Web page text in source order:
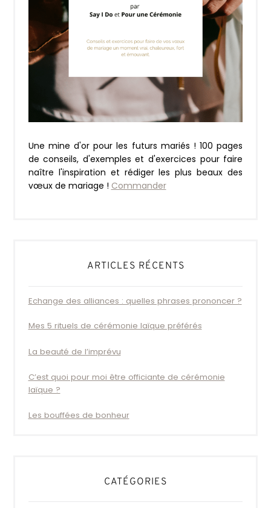
Une mine d'or pour les futurs mariés ! 100 pages
de conseils, d'exemples et d'exercices pour faire
naître l'inspiration et rédiger les plus beaux des
vœux de mariage ! Commander
ARTICLES RÉCENTS
Echange des alliances : quelles phrases prononcer ?
Mes 5 rituels de cérémonie laïque préférés
La beauté de l’imprévu
C’est quoi pour moi être officiante de cérémonie
laïque ?
Les bouffées de bonheur
CATÉGORIES